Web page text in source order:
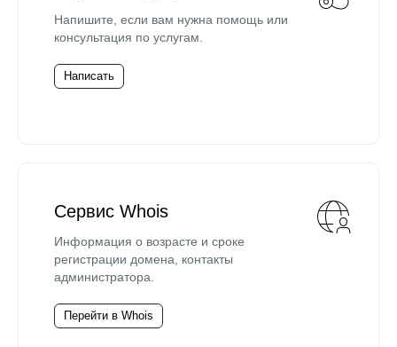
Напишите, если вам нужна помощь или
консультация по услугам.
Написать
Сервис Whois
Информация о возрасте и сроке
регистрации домена, контакты
администратора.
Перейти в Whois